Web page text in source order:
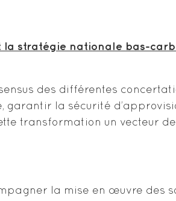
stratégie nationale bas-
des différentes
la sécurité
transformation un vecteur
la mise en œuvre des